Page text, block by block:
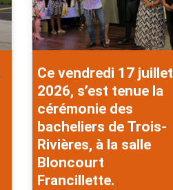
Ce vendredi 17 juillet
2026, s’est tenue la
cérémonie des
bacheliers de Trois-
Rivières, à la salle
Bloncourt
Francillette.